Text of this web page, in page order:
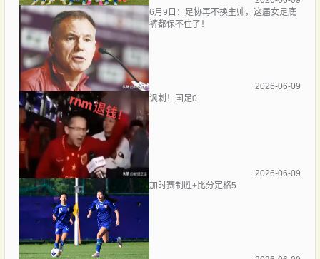
6月9日：足协再不换主帅，这届女足底
裤都保不住了！
2026-06-09
讽刺！国足0
2026-06-09
加时赛制胜+比分定格5